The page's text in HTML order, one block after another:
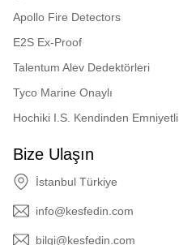
Apollo Fire Detectors
E2S Ex-Proof
Talentum Alev Dedektörleri
Tyco Marine Onaylı
Hochiki I.S. Kendinden Emniyetli
Bize Ulaşın
İstanbul Türkiye
info@kesfedin.com
bilgi@kesfedin.com